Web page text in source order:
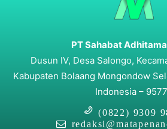
PT Sahabat
Dusun IV, Desa Salongo,
Kabupaten Bolaang Mongondow
Indonesia –
(0822) 9309